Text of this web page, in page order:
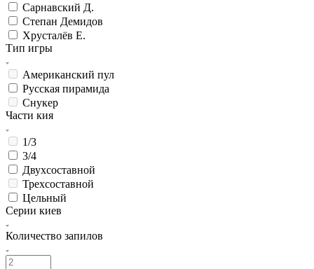
Сарнавский Д.
Степан Демидов
Хрусталёв Е.
Тип игры
Американский пул
Русская пирамида
Снукер
Части кия
1/3
3/4
Двухсоставной
Трехсоставной
Цельный
Серии киев
Количество запилов